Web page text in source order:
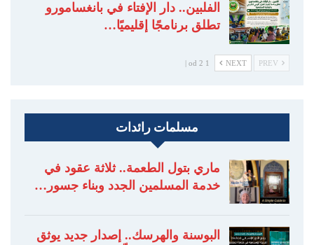
الفلبين.. دار الإفتاء في بانغسامورو
تطلق برنامجًا إقليميًا…
NEXT
1 od 2 |
مسلمات رائدات
ماري بتول الطعمة.. ثلاثة عقود في
خدمة المسلمين الجدد وبناء جسور…
البوسنة والهرسك.. إصدار جديد يوثق